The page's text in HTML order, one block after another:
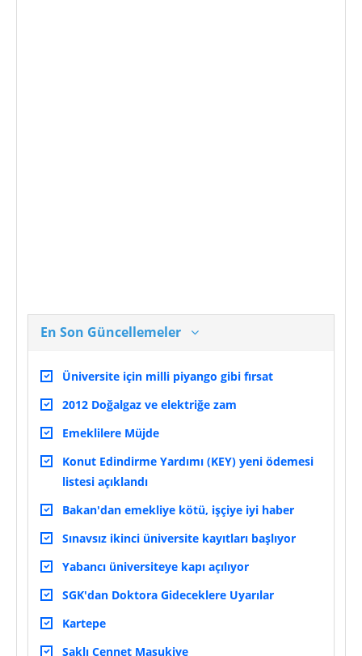
En Son Güncellemeler
Üniversite için milli piyango gibi fırsat
2012 Doğalgaz ve elektriğe zam
Emeklilere Müjde
Konut Edindirme Yardımı (KEY) yeni ödemesi
listesi açıklandı
Bakan'dan emekliye kötü, işçiye iyi haber
Sınavsız ikinci üniversite kayıtları başlıyor
Yabancı üniversiteye kapı açılıyor
SGK'dan Doktora Gideceklere Uyarılar
Kartepe
Saklı Cennet Maşukiye